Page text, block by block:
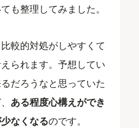
も整理してみました。
較的対処がしやすくて
られます。予想してい
だろうなと思っていた
ある程度心構えができ
なくなるのです。